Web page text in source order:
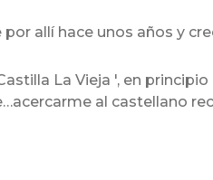
allí hace unos años y
La Vieja ', en
al castellano